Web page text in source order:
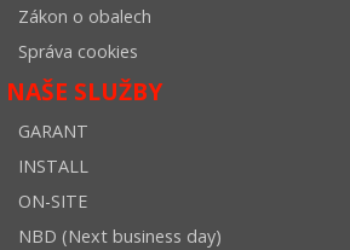
Zákon o obalech
Správa cookies
NAŠE SLUŽBY
GARANT
INSTALL
ON-SITE
NBD (Next business day)